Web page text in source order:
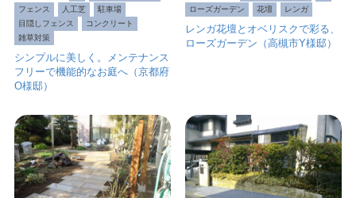
シンプルに美しく。メンテナンス
フリーで機能的なお庭へ（京都府
O様邸）
フェンス
人工芝
駐車場
目隠しフェンス
コンクリート
雑草対策
レンガ花壇とオベリスクで彩る、
ローズガーデン（高槻市Y様邸）
ローズガーデン
花壇 レンガ